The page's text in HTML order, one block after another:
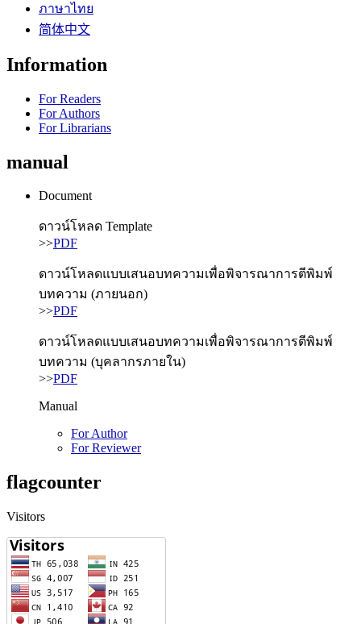
ภาษาไทย
简体中文
Information
For Readers
For Authors
For Librarians
manual
Document
ดาวน์โหลด Template
>>PDF
ดาวน์โหลดแบบเสนอบทความเพื่อพิจารณาการตีพิมพ์
บทความ (ภายนอก)
>>PDF
ดาวน์โหลดแบบเสนอบทความเพื่อพิจารณาการตีพิมพ์
บทความ (บุคลากรภายใน)
>>PDF
Manual
For Author
For Reviewer
flagcounter
Visitors